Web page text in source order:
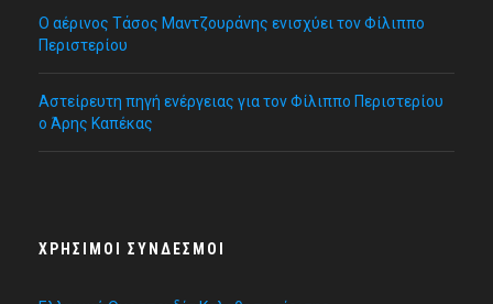
Ο αέρινος Τάσος Μαντζουράνης ενισχύει τον Φίλιππο
Περιστερίου
Αστείρευτη πηγή ενέργειας για τον Φίλιππο Περιστερίου
ο Άρης Καπέκας
ΧΡΉΣΙΜΟΙ ΣΎΝΔΕΣΜΟΙ